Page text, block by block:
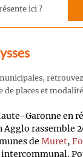
ici ?
de places et
Garonne en
rassemble
de Muret,